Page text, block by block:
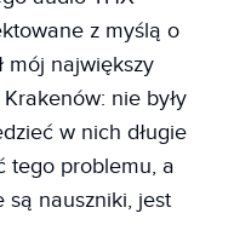
z myślą o
mój największy
nie były
w nich długie
tego problemu, a
są nauszniki, jest